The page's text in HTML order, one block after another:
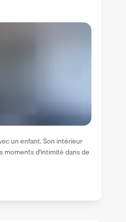
un enfant. Son intérieur
moments d'intimité dans de